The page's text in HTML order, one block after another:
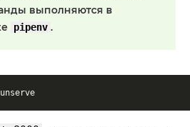
выполняются в
pipenv .